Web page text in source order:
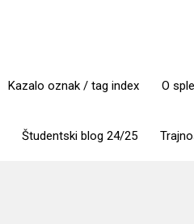
Kazalo oznak / tag index O
Študentski blog 24/25